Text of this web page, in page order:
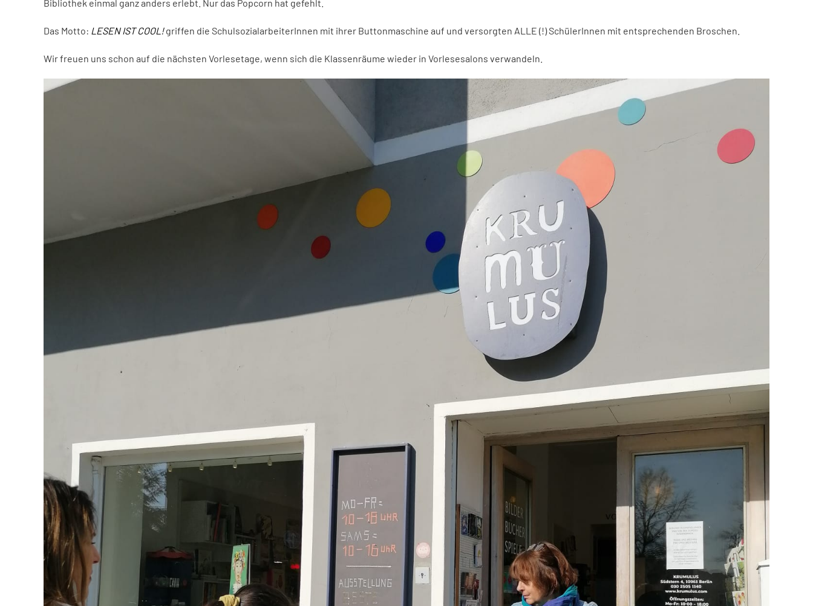
Bibliothek einmal ganz anders erlebt. Nur das Popcorn hat gefehlt.
Das Motto: LESEN IST COOL!griffen die SchulsozialarbeiterInnen mit ihrer Buttonmaschine auf und versorgten ALLE (!) SchülerInnen mit entsprechenden Broschen.
Wir freuen uns schon auf die nächsten Vorlesetage, wenn sich die Klassenräume wieder in Vorlesesalons verwandeln.